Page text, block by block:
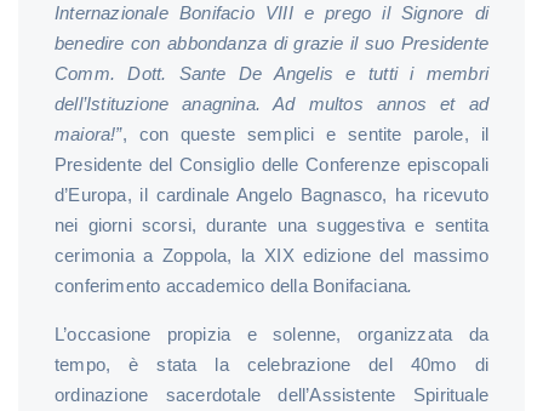
Internazionale Bonifacio VIII e prego il Signore di
benedire con abbondanza di grazie il suo Presidente
Comm. Dott. Sante De Angelis e tutti i membri
dell’Istituzione anagnina. Ad multos annos et ad
maiora!”, con queste semplici e sentite parole, il
Presidente del Consiglio delle Conferenze episcopali
d’Europa, il cardinale Angelo Bagnasco, ha ricevuto
nei giorni scorsi, durante una suggestiva e sentita
cerimonia a Zoppola, la XIX edizione del massimo
conferimento accademico della Bonifaciana.
L’occasione propizia e solenne, organizzata da
tempo, è stata la celebrazione del 40mo di
ordinazione sacerdotale dell’Assistente Spirituale